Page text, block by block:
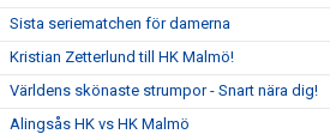
Sista seriematchen för damerna
Kristian Zetterlund till HK Malmö!
Världens skönaste strumpor - Snart nära dig!
Alingsås HK vs HK Malmö